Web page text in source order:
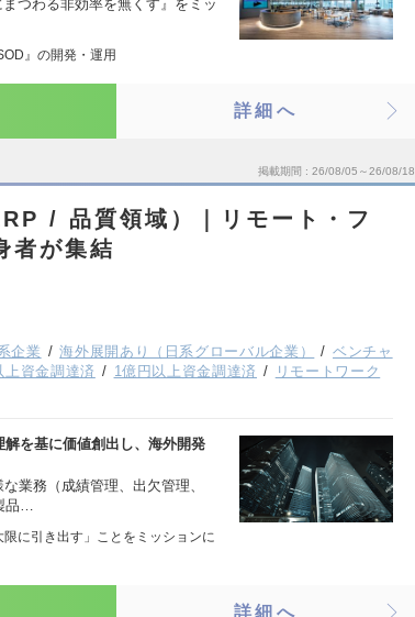
つわる非効率を無くす』をミッ
』の開発・運用
詳細へ
掲載期間 26/08/05～26/08/18
/ 品質領域）｜リモート・フ
者が集結
企業 海外展開あり（日系グローバル企業）
ベンチャ
上資金調達済 1億円以上資金調達済
リモートワーク
を基に価値創出し、海外開発
業務（成績管理、出欠管理、
品…
に引き出す」ことをミッションに
詳細へ